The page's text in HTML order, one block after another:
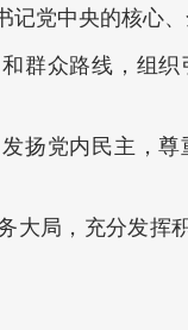
记党中央的核心
和群众路线，组
发扬党内民主，
大局，充分发